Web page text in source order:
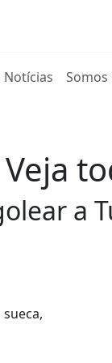
Notícias Somos
a